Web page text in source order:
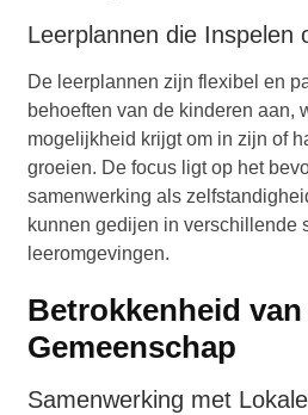
Leerplannen die Inspelen
De leerplannen zijn flexibel en
behoeften van de kinderen aan,
mogelijkheid krijgt om in zijn of
groeien. De focus ligt op het
samenwerking als
kunnen gedijen in verschillende
leeromgevingen.
Betrokkenheid van
Gemeenschap
Samenwerking met